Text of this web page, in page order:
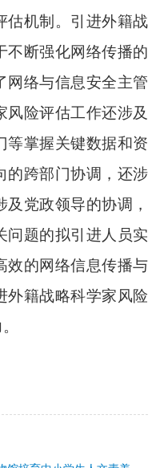
估机制。引进外籍战
不断强化网络传播的
网络与信息安全主管
风险评估工作还涉及
等掌握关键数据和资
的跨部门协调，还涉
党政领导的协调，
问题的拟引进人员实
效的网络信息传播与
外籍战略科学家风险